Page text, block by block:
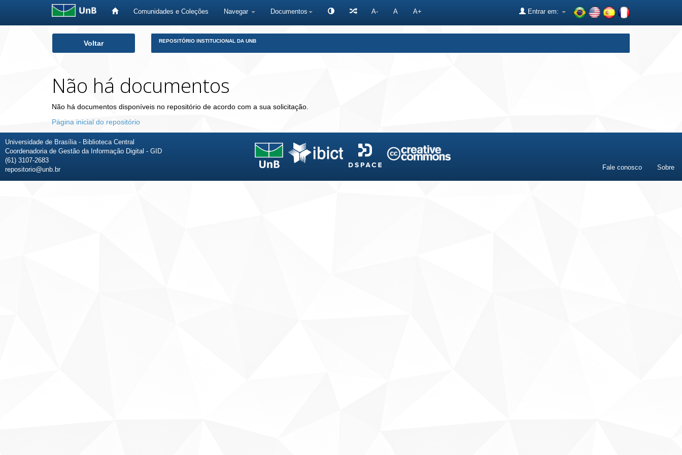
Comunidades e Coleções Navegar Documentos A- A A+ Entrar em:
Voltar REPOSITÓRIO INSTITUCIONAL DA UNB
Não há documentos
Não há documentos disponíveis no repositório de acordo com a sua solicitação.
Página inicial do repositório
Universidade de Brasília - Biblioteca Central
Coordenadoria de Gestão da Informação Digital - GID
(61) 3107-2683
repositorio@unb.br
Fale conosco Sobre